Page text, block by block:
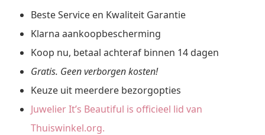
Beste Service en Kwaliteit Garantie
Klarna aankoopbescherming
Koop nu, betaal achteraf binnen 14 dagen
Gratis. Geen verborgen kosten!
Keuze uit meerdere bezorgopties
Juwelier It’s Beautiful is officieel lid van
Thuiswinkel.org.